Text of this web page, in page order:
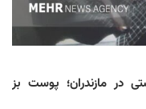
در مازندران؛ پوست بز